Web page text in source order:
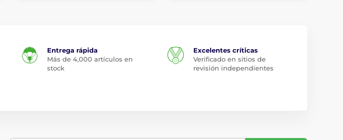
Entrega rápida
Más de 4,000 artículos en
stock
Excelentes críticas
Verificado en sitios de
revisión independientes